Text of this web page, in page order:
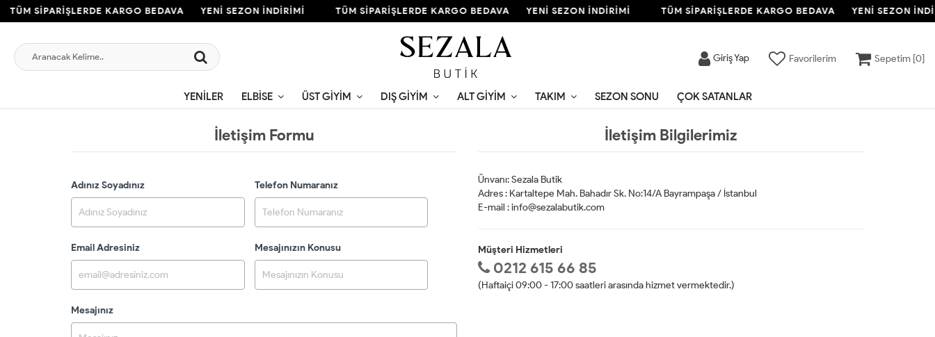
TÜM SİPARİŞLERDE KARGO BEDAVA YENİ SEZON İNDİRİMİ TÜM SİPARİŞLERDE KARGO BEDAVA YENİ SEZON İNDİRİMİ TÜM SİPARİŞLERDE KARGO BEDAVA YENİ SEZON
Giriş Yap Favorilerim Sepetim [0]
YENILER ELBISE ÜST GIYIM DIŞ GIYIM ALT GIYIM TAKIM SEZON SONU ÇOK SATANLAR
İletişim Formu
Adınız Soyadınız Telefon Numaranız
Email Adresiniz Mesajınızın Konusu
Mesajınız
İletişim Bilgilerimiz
Ünvanı: Sezala Butik
Adres : Kartaltepe Mah. Bahadır Sk. No:14/A Bayrampaşa / İstanbul
E-mail :info@sezalabutik.com
Müşteri Hizmetleri
0212 615 66 85
(Haftaiçi 09:00 - 17:00 saatleri arasında hizmet vermektedir.)